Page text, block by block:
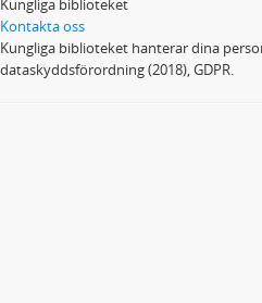
Kungliga biblioteket
Kontakta oss
Kungliga biblioteket hanterar dina
dataskyddsförordning (2018), GDPR.